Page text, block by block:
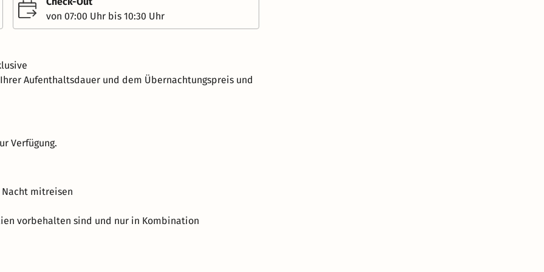
von 07:00 Uhr bis 10:30 Uhr
Aufenthaltsdauer und dem Übernachtungspreis und
Verfügung.
Nacht mitreisen
vorbehalten sind und nur in Kombination